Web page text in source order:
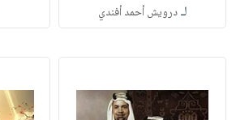
لـدرويش أحمد أفندي